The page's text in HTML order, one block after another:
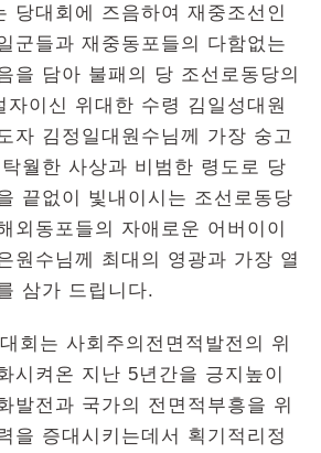
당대회에 즈음하여 재중조선인
군들과 재중동포들의 다함없는
을 담아 불패의 당 조선로동당의
자이신 위대한 수령 김일성대원
자 김정일대원수님께 가장 숭고
월한 사상과 비범한 령도로 당
끝없이 빛내이시는 조선로동당
외동포들의 자애로운 어버이이
원수님께 최대의 영광과 가장 열
삼가 드립니다.
회는 사회주의전면적발전의 위
시켜온 지난 5년간을 긍지높이
발전과 국가의 전면적부흥을 위
을 증대시키는데서 획기적리정